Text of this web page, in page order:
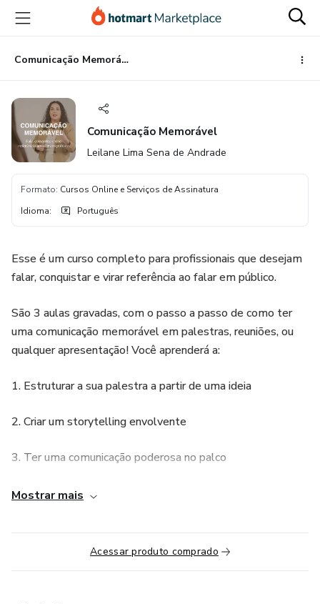
para
conteúdo
principal
para
pagamento
para
rodapé
Comunicação Memorável
Comunicação Memorável
Leilane Lima Sena de Andrade
Formato: Cursos Online e Serviços de Assinatura
Idioma: Português
Esse é um curso completo para profissionais que desejam
falar, conquistar e virar referência ao falar em público.
São 3 aulas gravadas, com o passo a passo de como ter
uma comunicação memorável em palestras, reuniões, ou
qualquer apresentação! Você aprenderá a:
1. Estruturar a sua palestra a partir de uma ideia
2. Criar um storytelling envolvente
3. Ter uma comunicação poderosa no palco
Para potencializar o seu resultado, você ganhará um
Queremos que você seja memorável e se destaque em
Mostrar mais
Acessar produto comprado